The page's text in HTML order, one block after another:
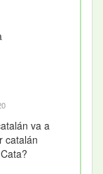
va a
catalán